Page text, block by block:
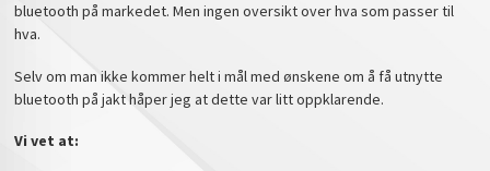
bluetooth på markedet. Men ingen oversikt over hva som passer til
hva.
Selv om man ikke kommer helt i mål med ønskene om å få utnytte
bluetooth på jakt håper jeg at dette var litt oppklarende.
Vi vet at: